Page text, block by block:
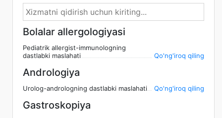
Bolalar allergologiyasi
Pediatrik allergist-immunologning
dastlabki maslahati
Qo'ng'iroq qiling
Andrologiya
Urolog-andrologning dastlabki maslahati Qo'ng'iroq qiling
Gastroskopiya